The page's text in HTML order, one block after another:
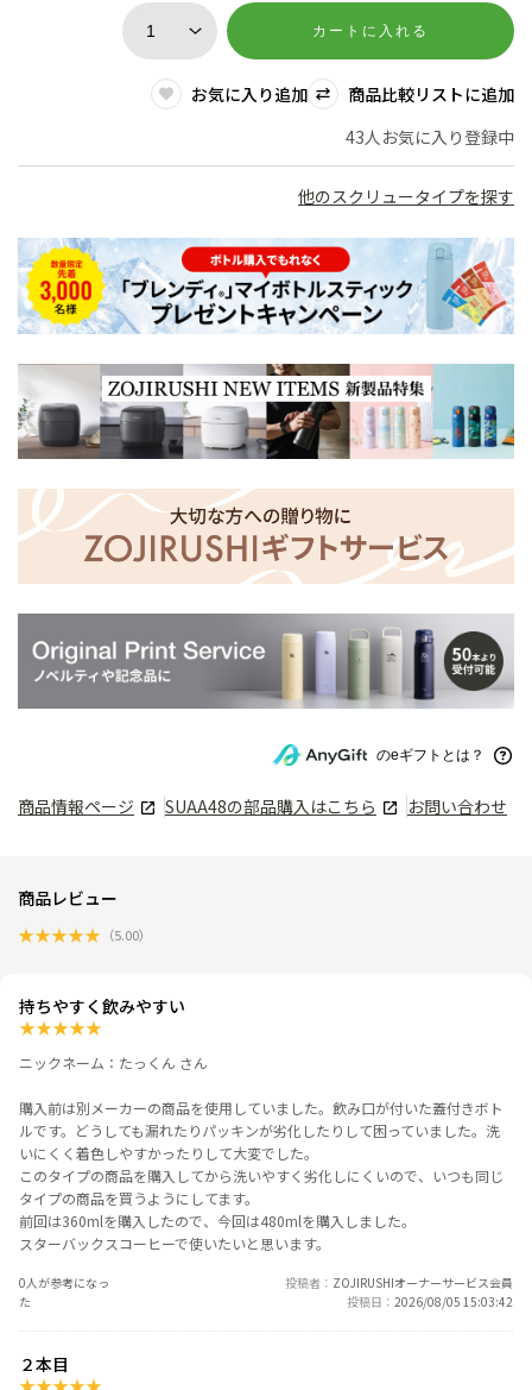
カートに入れる
お気に入り追加
商品比較リストに追加
43人お気に入り登録中
他のスクリュータイプを探す
のeギフトとは？
商品情報ページ SUAA48の部品購入はこちら お問い合わせ
商品レビュー
★★★★★ （5.00）
持ちやすく飲みやすい
★★★★★
ニックネーム：たっくん さん
購入前は別メーカーの商品を使用していました。飲み口が付いた蓋付きボト
ルです。どうしても漏れたりパッキンが劣化したりして困っていました。洗
いにくく着色しやすかったりして大変でした。
このタイプの商品を購入してから洗いやすく劣化しにくいので、いつも同じ
タイプの商品を買うようにしてます。
前回は360mlを購入したので、今回は480mlを購入しました。
スターバックスコーヒーで使いたいと思います。
0人が参考になっ
た
投稿者
ZOJIRUSHIオーナーサービス会員
投稿日
2026/08/05 15:03:42
２本目